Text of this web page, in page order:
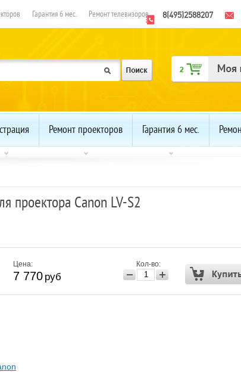
8(495)2588207
Гарантия 6 мес. Ремонт телевизоров
Ремонт проекторов Гарантия 6 мес.
проектора Canon LV-S2
Цена:
7 770 руб
Кол-во: